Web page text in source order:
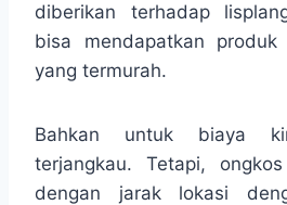
diberikan terhadap
bisa mendapatkan
yang termurah.
Bahkan untuk biaya
terjangkau. Tetapi,
dengan jarak lokasi